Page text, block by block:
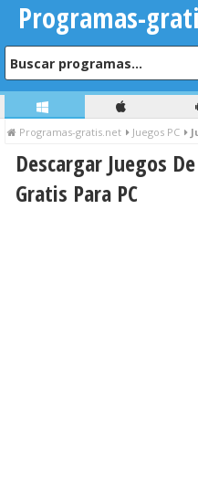
Programas-
Programas-gratis.net Juegos PC
Descargar Juegos
Gratis Para PC